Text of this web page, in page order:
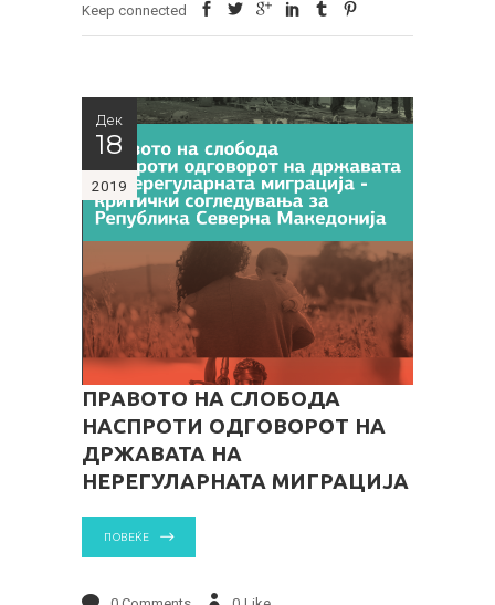
Keep connected
Дек
18
2019
ПРАВОТО НА СЛОБОДА
НАСПРОТИ ОДГОВОРОТ НА
ДРЖАВАТА НА
НЕРЕГУЛАРНАТА МИГРАЦИЈА
ПОВЕЌЕ